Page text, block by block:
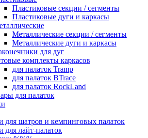
Пластиковые секции / сегменты
Пластиковые дуги и каркасы
Металлические секции / сегменты
Металлические дуги и каркасы
для дуг
комплекты каркасов
для палаток Tramp
для палаток BTrace
для палаток RockLand
для палаток
для шатров и кемпинговых палаток
для лайт-палаток